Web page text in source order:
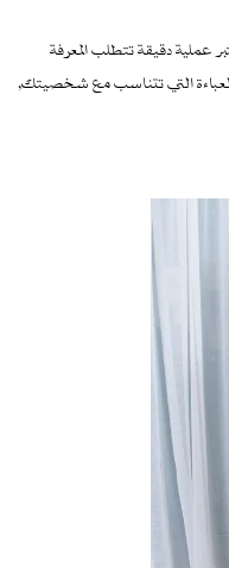
عملية دقيقة تتطلب المعرفة
التي تتناسب مع شخصيتك,